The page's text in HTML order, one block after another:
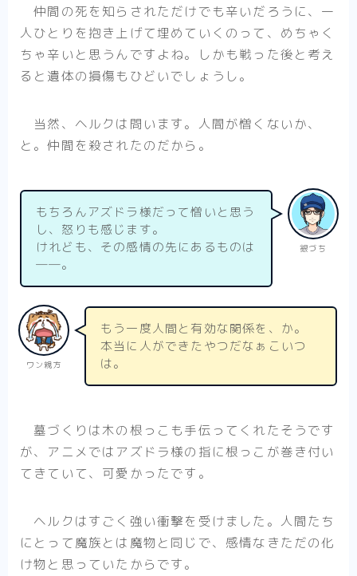
仲間の死を知らされただけでも辛いだろうに、一
人ひとりを抱き上げて埋めていくのって、めちゃく
ちゃ辛いと思うんですよね。しかも戦った後と考え
ると遺体の損傷もひどいでしょうし。
当然、ヘルクは問います。人間が憎くないか、
と。仲間を殺されたのだから。
銀づち
もちろんアズドラ様だって憎いと思う
し、怒りも感じます。
けれども、その感情の先にあるものは
――。
ワン親方
もう一度人間と有効な関係を、か。
本当に人ができたやつだなぁこいつ
は。
墓づくりは木の根っこも手伝ってくれたそうです
が、アニメではアズドラ様の指に根っこが巻き付い
てきていて、可愛かったです。
ヘルクはすごく強い衝撃を受けました。人間たち
にとって魔族とは魔物と同じで、感情なきただの化
け物と思っていたからです。